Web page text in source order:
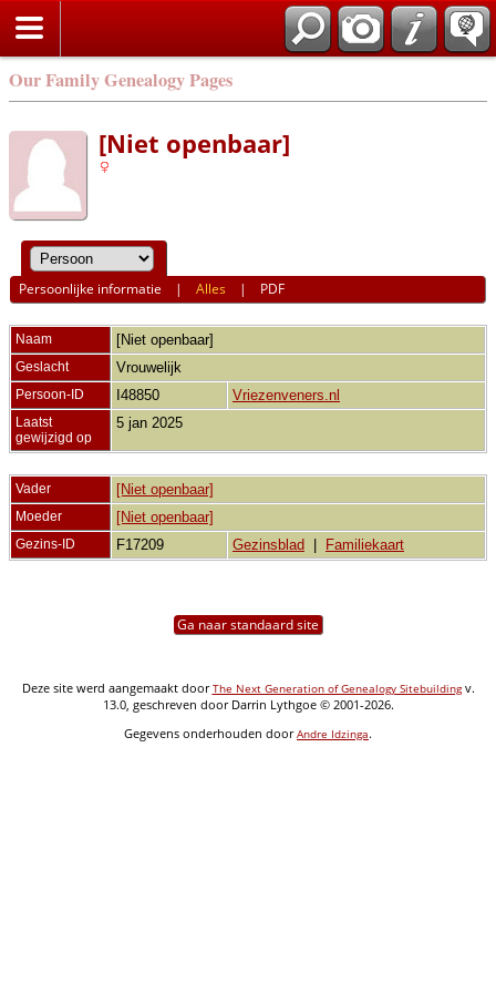
Our Family Genealogy Pages
[Niet openbaar]
Persoonlijke informatie |Alles | PDF
Naam [Niet openbaar]
Geslacht Vrouwelijk
Persoon-ID I48850 Vriezenveners.nl
Laatst
gewijzigd op
5 jan 2025
Vader [Niet openbaar]
Moeder [Niet openbaar]
Gezins-ID F17209 Gezinsblad Familiekaart
Ga naar standaard site
Deze site werd aangemaakt doorThe Next Generation of Genealogy Sitebuildingv.
13.0, geschreven door Darrin Lythgoe © 2001-2026.
Gegevens onderhouden doorAndre Idzinga.